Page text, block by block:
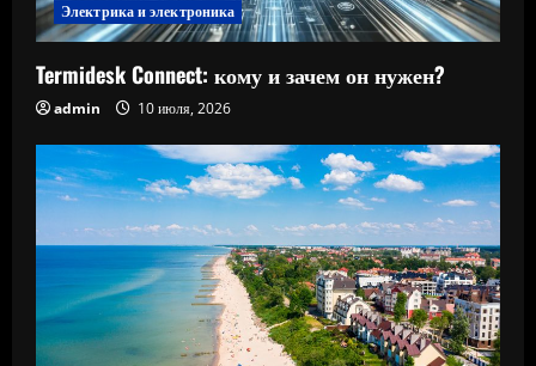
Электрика и электроника
Termidesk Connect: кому и зачем он нужен?
admin 10 июля, 2026